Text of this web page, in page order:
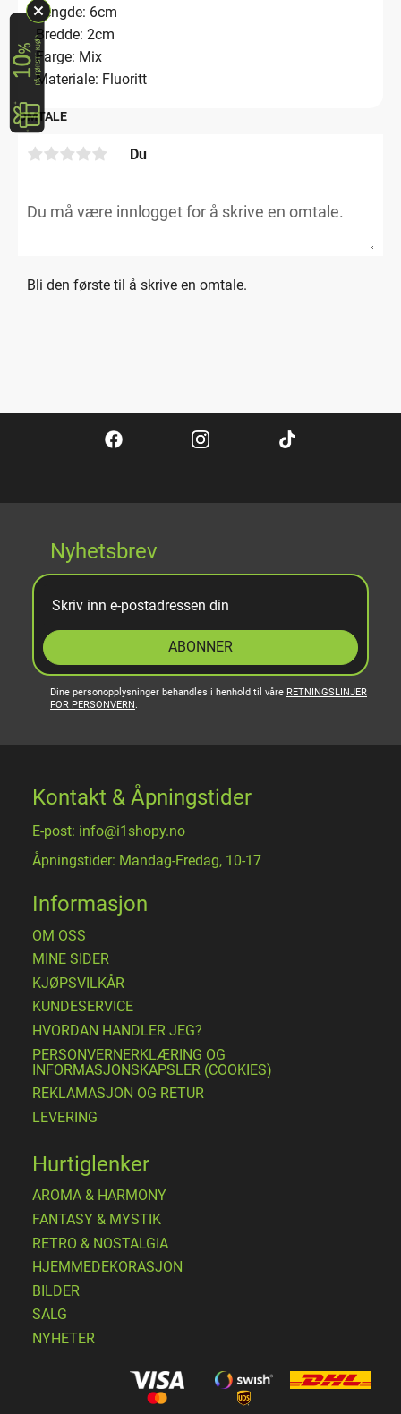
Lengde: 6cm
Bredde: 2cm
Farge: Mix
Materiale: Fluoritt
OMTALE
Du
Bli den første til å skrive en omtale.
Nyhetsbrev
ABONNER
Dine personopplysninger behandles i henhold til våre RETNINGSLINJER
FOR PERSONVERN.
Kontakt & Åpningstider
E-post: info@i1shopy.no
Åpningstider: Mandag-Fredag, 10-17
Informasjon
OM OSS
MINE SIDER
​KJØPSVILKÅR
KUNDESERVICE
HVORDAN HANDLER JEG?
PERSONVERNERKLÆRING OG
INFORMASJONSKAPSLER (COOKIES)
REKLAMASJON OG RETUR
LEVERING
Hurtiglenker
AROMA & HARMONY
FANTASY & MYSTIK
RETRO & NOSTALGIA
HJEMMEDEKORASJON
BILDER
SALG
NYHETER